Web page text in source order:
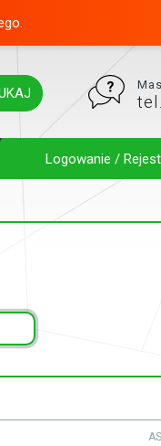
tel.
Logowanie /